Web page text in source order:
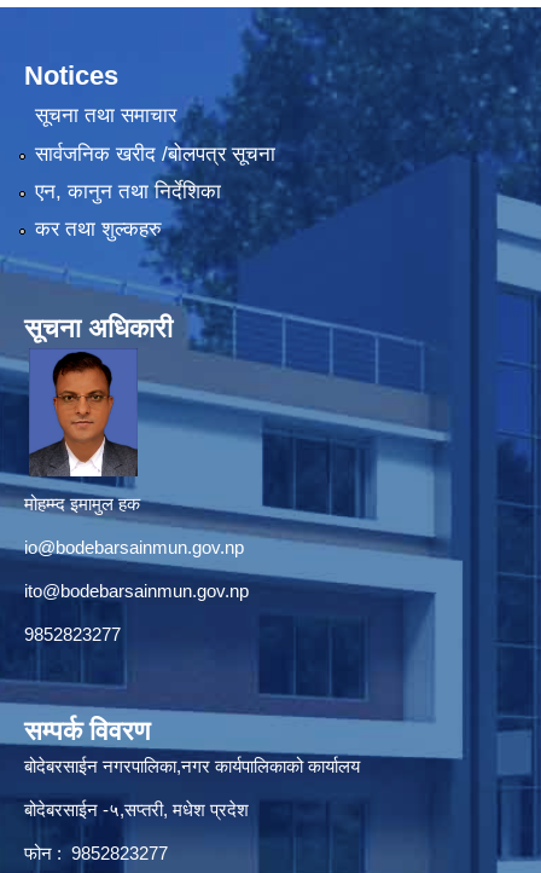
Notices
सूचना तथा समाचार
सार्वजनिक खरीद /बोलपत्र सूचना
एन, कानुन तथा निर्देशिका
कर तथा शुल्कहरु
सूचना अधिकारी
मोहम्म्द इमामुल हक
io@bodebarsainmun.gov.np
ito@bodebarsainmun.gov.np
9852823277
सम्पर्क विवरण
बोदेबरसाईन नगरपालिका,नगर कार्यपालिकाको कार्यालय
बोदेबरसाईन -५,सप्तरी, मधेश प्रदेश
फोन : 9852823277